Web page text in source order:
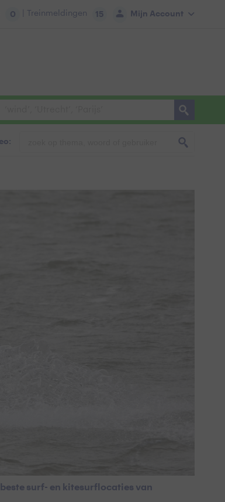
Mijn Account
0 | Treinmeldingen 15
beste surf- en kitesurflocaties van